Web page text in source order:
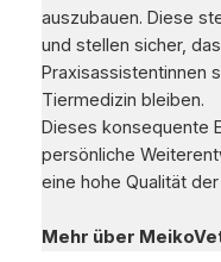
auszubauen. Diese
und stellen sicher,
Praxisassistentinnen
Tiermedizin bleiben.
Dieses konsequente
persönliche
eine hohe Qualität
Mehr über